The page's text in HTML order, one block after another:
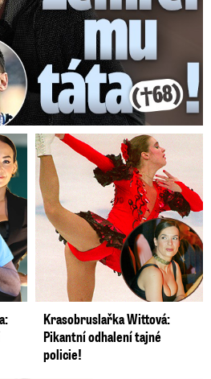
Krasobruslařka Wittová:
Pikantní odhalení tajné
policie!